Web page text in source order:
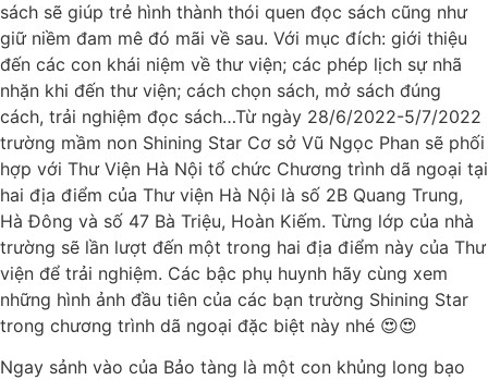
sách sẽ giúp trẻ hình thành thói quen đọc sách cũng như
giữ niềm đam mê đó mãi về sau. Với mục đích: giới thiệu
đến các con khái niệm về thư viện; các phép lịch sự nhã
nhặn khi đến thư viện; cách chọn sách, mở sách đúng
cách, trải nghiệm đọc sách…Từ ngày 28/6/2022-5/7/2022
trường mầm non Shining Star Cơ sở Vũ Ngọc Phan sẽ phối
hợp với Thư Viện Hà Nội tổ chức Chương trình dã ngoại tại
hai địa điểm của Thư viện Hà Nội là số 2B Quang Trung,
Hà Đông và số 47 Bà Triệu, Hoàn Kiếm. Từng lớp của nhà
trường sẽ lần lượt đến một trong hai địa điểm này của Thư
viện để trải nghiệm. Các bậc phụ huynh hãy cùng xem
những hình ảnh đầu tiên của các bạn trường Shining Star
trong chương trình dã ngoại đặc biệt này nhé 😍😍
Ngay sảnh vào của Bảo tàng là một con khủng long bạo